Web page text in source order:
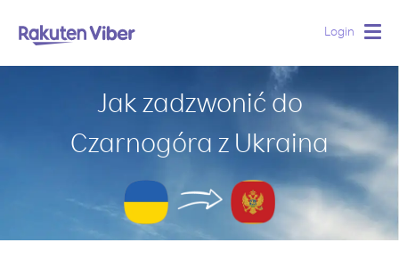
Login
Jak zadzwonić do
Czarnogóra z Ukraina